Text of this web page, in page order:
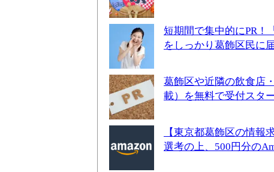
短期間で集中的にPR！
をしっかり葛飾区民に
葛飾区や近隣の飲食店
載）を無料で受付スタ
【東京都葛飾区の情報
選考の上、500円分の